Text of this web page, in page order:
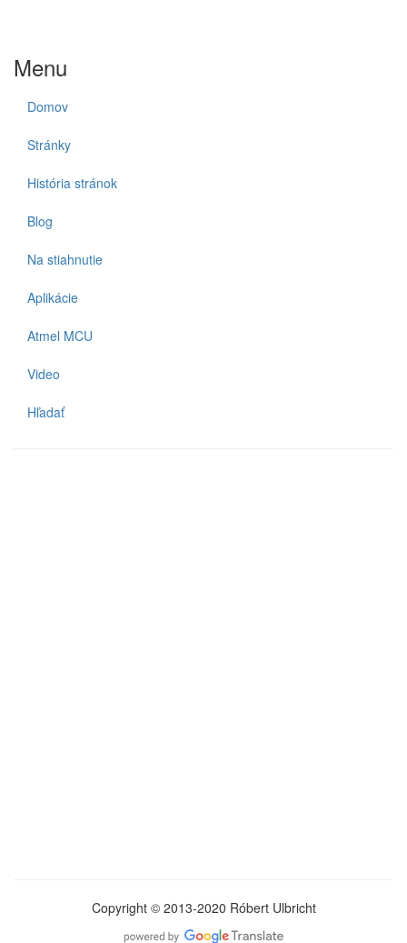
Menu
Domov
Stránky
História stránok
Blog
Na stiahnutie
Aplikácie
Atmel MCU
Video
Hľadať
Copyright © 2013-2020 Róbert Ulbricht